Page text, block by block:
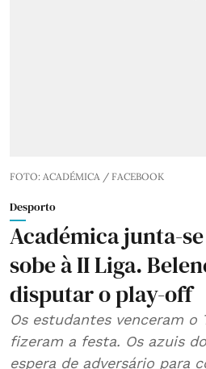
FOTO: ACADÉMICA / FACEBOOK
Desporto
Académica junta-
sobe à II Liga.
disputar o play-off
Os estudantes venceram o
fizeram a festa. Os azuis
espera de adversário para